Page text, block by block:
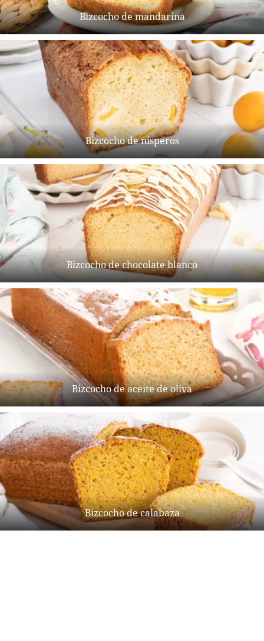
Bizcocho de mandarina
Bizcocho de nísperos
Bizcocho de chocolate blanco
Bizcocho de aceite de oliva
Bizcocho de calabaza